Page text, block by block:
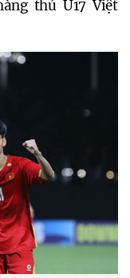
thủ U17 Việt